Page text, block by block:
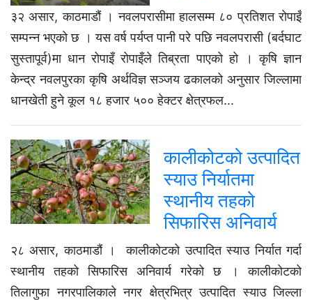
३२ असार, काठमाडौं । नवलपरासीमा हालसम्म ८० प्रतिशत रोपाइँ
सम्पन्न भएको छ । यस वर्ष पर्यप्त पानी परे पछि नवलपरासी (बर्दघाट
सुस्तापूर्व)मा धान रोपाइँ रोपाइँले तिब्रता पाएको हो । कृषि ज्ञान
केन्द्र नवलपुरका कृषि अर्थविज्ञ सञ्जय ढकालको अनुसार जिल्लामा
धानखेती हुने कूल १८ हजार ५०० हेक्टर क्षेत्रफल...
कालीकोटको उत्पादित
स्याउ निर्यातमा
स्थानीय तहको
सिफारिस अनिवार्य
२८ असार, काठमाडौं । कालीकोटको उत्पादित स्याउ निर्यात गर्दा
स्थानीय तहको सिफारिस अनिवार्य गरेको छ । कालीकोटको
तिलागुफा नगरपालिकाले नगर क्षेत्रभित्र उत्पादित स्याउ जिल्ला